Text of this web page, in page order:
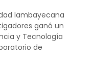
lambayecana
ganó un
y Tecnología
de